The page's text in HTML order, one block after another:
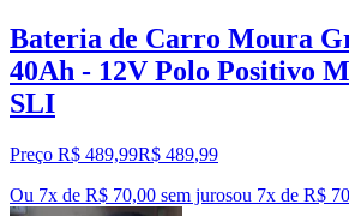
Bateria de Carro Moura
40Ah - 12V Polo Positivo
SLI
Preço R$ 489,99R$ 489,99
Ou 7x de R$ 70,00 sem jurosou 7x de R$